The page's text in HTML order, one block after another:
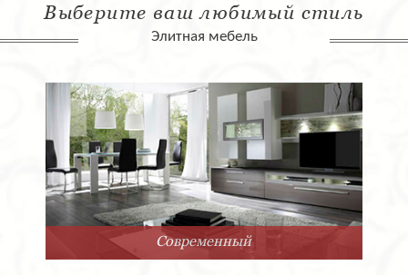
Выберите ваш любимый стиль
Элитная мебель